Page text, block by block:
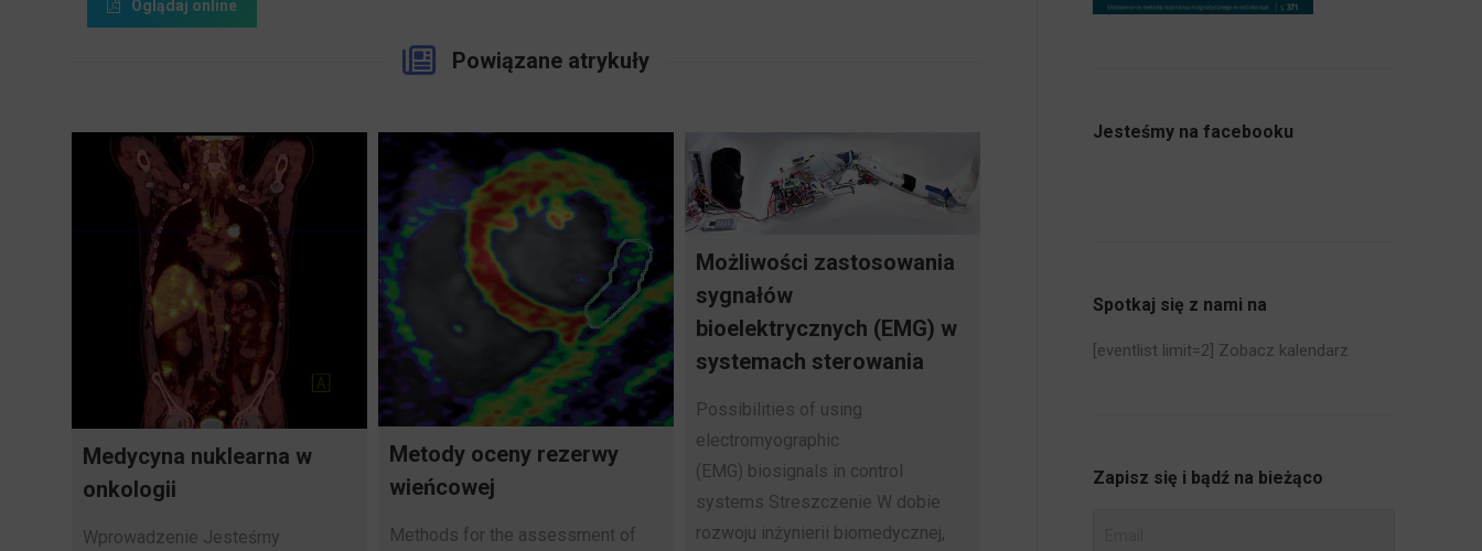
Oglądaj online
Powiązane atrykuły
Medycyna nuklearna w
onkologii
Wprowadzenie Jesteśmy
Metody oceny rezerwy
wieńcowej
Methods for the assessment of
Możliwości zastosowania
sygnałów
bioelektrycznych (EMG) w
systemach sterowania
Possibilities of using
electromyographic
(EMG) biosignals in control
systems Streszczenie W dobie
rozwoju inżynierii biomedycznej,
Jesteśmy na facebooku
Spotkaj się z nami na
[eventlist limit=2] Zobacz kalendarz
Zapisz się i bądź na bieżąco